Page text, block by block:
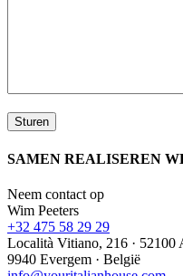
SAMEN REALISEREN
Neem contact op
Wim Peeters
+32 475 58 29 29
Località Vitiano, 216 · 52100
9940 Evergem · België